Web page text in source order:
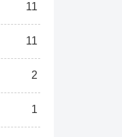
11
11
2
1